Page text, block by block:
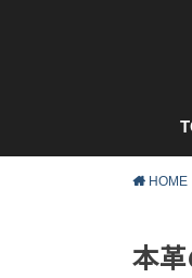
HOME
本